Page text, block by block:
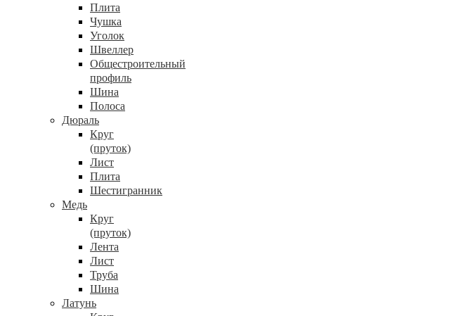
Плита
Чушка
Уголок
Швеллер
Общестроительный
профиль
Шина
Полоса
Дюраль
Круг
(пруток)
Лист
Плита
Шестигранник
Медь
Круг
(пруток)
Лента
Лист
Труба
Шина
Латунь